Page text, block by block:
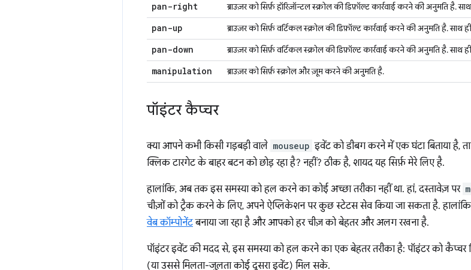
pan-right ब्राउज़र को सिर्फ़ हॉरिज़ॉन्टल स्क्रोल की डिफ़ॉल्ट कार्रवाई करने की अनुमति
pan-up ब्राउज़र को सिर्फ़ वर्टिकल स्क्रोल की डिफ़ॉल्ट कार्रवाई करने की अनुमति है.
pan-down ब्राउज़र को सिर्फ़ वर्टिकल स्क्रोल की डिफ़ॉल्ट कार्रवाई करने की अनुमति है.
manipulation ब्राउज़र को सिर्फ़ स्क्रोल और ज़ूम करने की अनुमति है.
पॉइंटर कैप्‍चर
क्या आपने कभी किसी गड़बड़ी वाले mouseup इवेंट को डीबग करने में एक घंटा बिताया
क्लिक टारगेट के बाहर बटन को छोड़ रहा है? नहीं? ठीक है, शायद यह सिर्फ़ मेरे लिए है.
हालांकि, अब तक इस समस्या को हल करने का कोई अच्छा तरीका नहीं था. हां, दस्तावेज़ पर
चीज़ों को ट्रैक करने के लिए, अपने ऐप्लिकेशन पर कुछ स्टेटस सेव किया जा सकता है.
वेब कॉम्पोनेंटबनाया जा रहा है और आपको हर चीज़ को बेहतर और अलग रखना है.
पॉइंटर इवेंट की मदद से, इस समस्या को हल करने का एक बेहतर तरीका है: पॉइंटर को
(या उससे मिलता-जुलता कोई दूसरा इवेंट) मिल सके.